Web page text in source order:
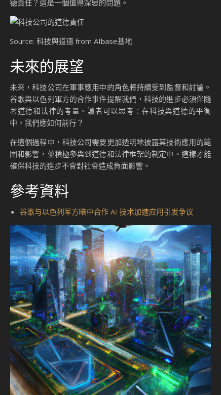
德責任？這是一個值得深思的問題。
Source: 科技與道德 from AIbase基地
未來的展望
未來，科技公司在軍事應用中的角色將持續受到監督和討論。
谷歌與以色列軍方的合作事件提醒我們，科技的進步必須伴隨
著道德和法律的考量。讀者可以思考：在科技與道德的平衡
中，我們應如何前行？
在這個過程中，科技公司需要更加透明地披露其技術應用的範
圍和影響，並積極參與到道德和法律框架的制定中。這樣才能
確保科技的進步不會對社會造成負面影響。
參考資料
谷歌与以色列军方暗中合作 AI 技术加速应用引发争议